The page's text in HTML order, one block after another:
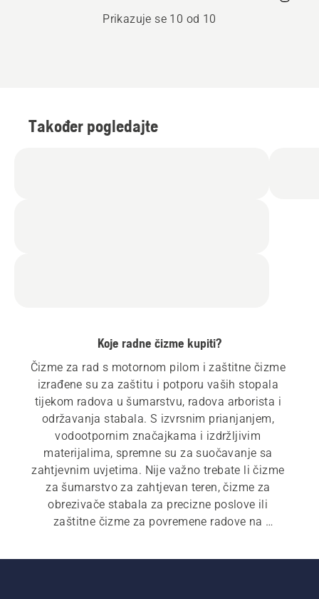
Prikazuje se 10 od 10
Također pogledajte
Koje radne čizme kupiti?
Čizme za rad s motornom pilom i zaštitne čizme
izrađene su za zaštitu i potporu vaših stopala
tijekom radova u šumarstvu, radova arborista i
održavanja stabala. S izvrsnim prianjanjem,
vodootpornim značajkama i izdržljivim
materijalima, spremne su za suočavanje sa
zahtjevnim uvjetima. Nije važno trebate li čizme
za šumarstvo za zahtjevan teren, čizme za
obrezivače stabala za precizne poslove ili
zaštitne čizme za povremene radove na